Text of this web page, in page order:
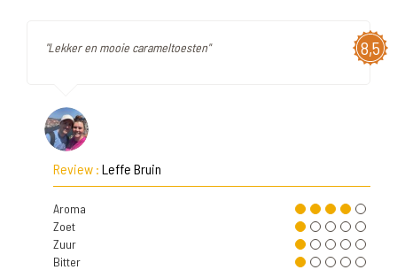
8,5
"Lekker en mooie carameltoesten"
Review : Leffe Bruin
Aroma
Zoet
Zuur
Bitter